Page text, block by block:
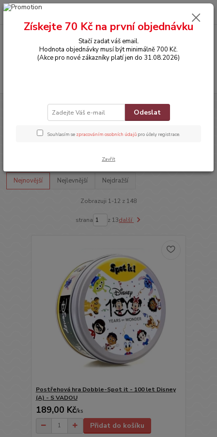
0,00 Kč
HRAČKY Společenské hry
Společenské hry
Nejnovější Nejlevnější Nejdražší
Zobrazuji 1-12 z 148
strana z 13další
Postřehová hra Dobble-Spot it - 100 let Disney
(A) - S VADOU
189,00 Kč/ks
Přidat do košíku
Získejte 70 Kč na první objednávku
Stačí zadat váš email.
Hodnota objednávky musí být minimálně 700 Kč.
(Akce pro nové zákazníky platí jen do 31.08.2026)
Odeslat
Souhlasím se zpracováním osobních údajů pro účely registrace.
Zavřít